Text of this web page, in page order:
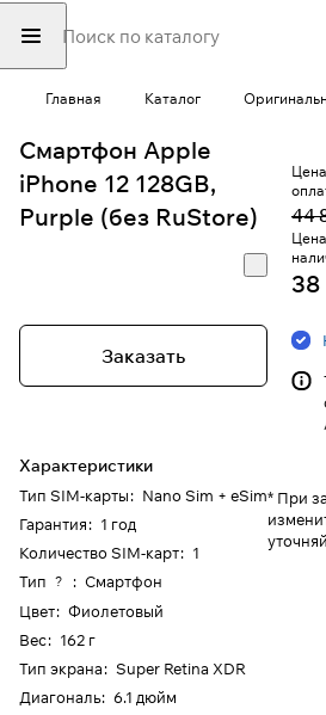
Главная Каталог
Смартфон Apple
iPhone 12 128GB,
Purple (без RuStore)
Заказать
Характеристики
Тип SIM-карты: Nano Sim + eSim
Гарантия: 1 год
Количество SIM-карт: 1
Тип ? : Смартфон
Цвет: Фиолетовый
Вес: 162 г
Тип экрана: Super Retina XDR
Диагональ: 6.1 дюйм
44
38
* При